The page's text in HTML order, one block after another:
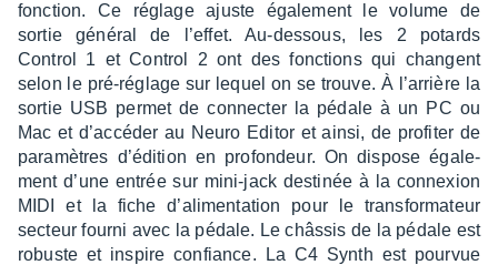
fonc­tion. Ce réglage ajuste égale­ment le volume de
sortie géné­ral de l’ef­fet. Au-dessous, les 2 potards
Control 1 et Control 2 ont des fonc­tions qui changent
selon le pré-réglage sur lequel on se trouve. À l’ar­rière la
sortie USB permet de connec­ter la pédale à un PC ou
Mac et d’ac­cé­der au Neuro Editor et ainsi, de profi­ter de
para­mètres d’édi­tion en profon­deur. On dispose égale­
ment d’une entrée sur mini-jack desti­née à la connexion
MIDI et la fiche d’ali­men­ta­tion pour le trans­for­ma­teur
secteur fourni avec la pédale. Le châs­sis de la pédale est
robuste et inspire confiance. La C4 Synth est pour­vue